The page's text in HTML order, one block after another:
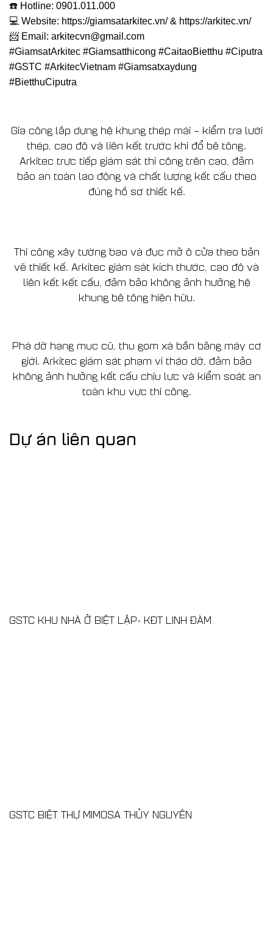
☎️ Hotline: 0901.011.000
💻 Website: https://giamsatarkitec.vn/ & https://arkitec.vn/
📨 Email: arkitecvn@gmail.com
#GiamsatArkitec #Giamsatthicong #CaitaoBietthu #Ciputra
#GSTC #ArkitecVietnam #Giamsatxaydung
#BietthuCiputra
Gia công lắp dựng hệ khung thép mái – kiểm tra lưới
thép, cao độ và liên kết trước khi đổ bê tông.
Arkitec trực tiếp giám sát thi công trên cao, đảm
bảo an toàn lao động và chất lượng kết cấu theo
đúng hồ sơ thiết kế.
Thi công xây tường bao và đục mở ô cửa theo bản
vẽ thiết kế. Arkitec giám sát kích thước, cao độ và
liên kết kết cấu, đảm bảo không ảnh hưởng hệ
khung bê tông hiện hữu.
Phá dỡ hạng mục cũ, thu gom xà bần bằng máy cơ
giới. Arkitec giám sát phạm vi tháo dỡ, đảm bảo
không ảnh hưởng kết cấu chịu lực và kiểm soát an
toàn khu vực thi công.
Dự án liên quan
GSTC KHU NHÀ Ở BIỆT LẬP- KĐT LINH ĐÀM
GSTC BIỆT THỰ MIMOSA THỦY NGUYÊN